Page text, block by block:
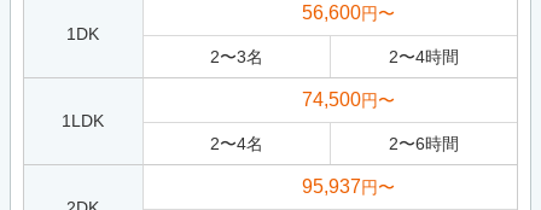
1DK
56,600円〜
2〜3名 2〜4時間
1LDK
74,500円〜
2〜4名 2〜6時間
95,937円〜